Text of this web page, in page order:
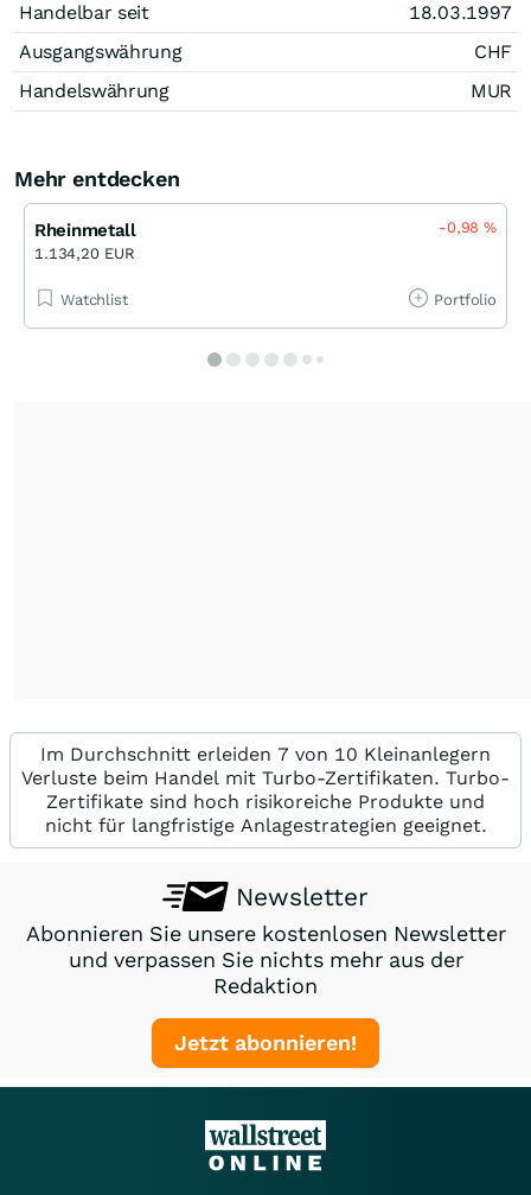
Handelbar seit
18.03.1997
Ausgangswährung
CHF
Handelswährung
MUR
Mehr entdecken
Rheinmetall
1.134,20 EUR
-0,98%
Watchlist Portfolio
Im Durchschnitt erleiden 7 von 10 Kleinanlegern
Verluste beim Handel mit Turbo-Zertifikaten. Turbo-
Zertifikate sind hoch risikoreiche Produkte und
nicht für langfristige Anlagestrategien geeignet.
Newsletter
Abonnieren Sie unsere kostenlosen Newsletter
und verpassen Sie nichts mehr aus der
Redaktion
Jetzt abonnieren!